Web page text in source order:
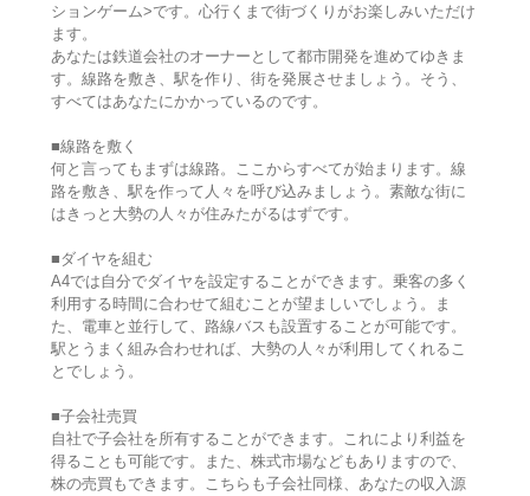
ションゲーム>です。心行くまで街づくりがお楽しみいただけ
ます。
あなたは鉄道会社のオーナーとして都市開発を進めてゆきま
す。線路を敷き、駅を作り、街を発展させましょう。そう、
すべてはあなたにかかっているのです。
■線路を敷く
何と言ってもまずは線路。ここからすべてが始まります。線
路を敷き、駅を作って人々を呼び込みましょう。素敵な街に
はきっと大勢の人々が住みたがるはずです。
■ダイヤを組む
A4では自分でダイヤを設定することができます。乗客の多く
利用する時間に合わせて組むことが望ましいでしょう。ま
た、電車と並行して、路線バスも設置することが可能です。
駅とうまく組み合わせれば、大勢の人々が利用してくれるこ
とでしょう。
■子会社売買
自社で子会社を所有することができます。これにより利益を
得ることも可能です。また、株式市場などもありますので、
株の売買もできます。こちらも子会社同様、あなたの収入源